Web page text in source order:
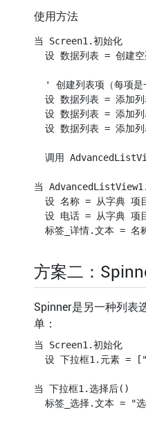
使用方法
当 Screen1.初始化
设 数据列表 = 创建空
' 创建列表项（每项是
设 数据列表 = 添加
设 数据列表 = 添加
设 数据列表 = 添加
调用
当
设 名称 = 从字典 项
设 电话 = 从字典 项
方案二：
Spinner是另一种列表
单：
当 Screen1.初始化
设 下拉框1.元素 =
当 下拉框1.选择后()